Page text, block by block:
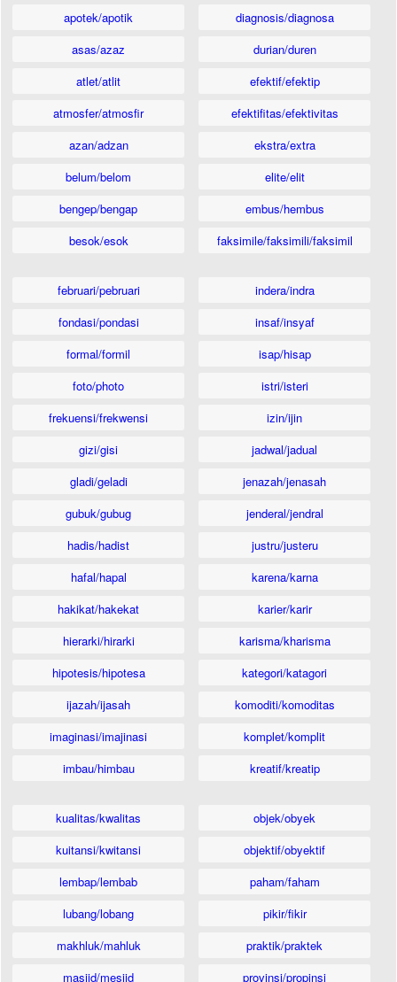
apotek/apotik
asas/azaz
atlet/atlit
atmosfer/atmosfir
azan/adzan
belum/belom
bengep/bengap
besok/esok
diagnosis/diagnosa
durian/duren
efektif/efektip
efektifitas/efektivitas
ekstra/extra
elite/elit
embus/hembus
faksimile/faksimili/faksimil
februari/pebruari
fondasi/pondasi
formal/formil
foto/photo
frekuensi/frekwensi
gizi/gisi
gladi/geladi
gubuk/gubug
hadis/hadist
hafal/hapal
hakikat/hakekat
hierarki/hirarki
hipotesis/hipotesa
ijazah/ijasah
imaginasi/imajinasi
imbau/himbau
indera/indra
insaf/insyaf
isap/hisap
istri/isteri
izin/ijin
jadwal/jadual
jenazah/jenasah
jenderal/jendral
justru/justeru
karena/karna
karier/karir
karisma/kharisma
kategori/katagori
komoditi/komoditas
komplet/komplit
kreatif/kreatip
kualitas/kwalitas
kuitansi/kwitansi
lembap/lembab
lubang/lobang
makhluk/mahluk
masjid/mesjid
objek/obyek
objektif/obyektif
paham/faham
pikir/fikir
praktik/praktek
provinsi/propinsi